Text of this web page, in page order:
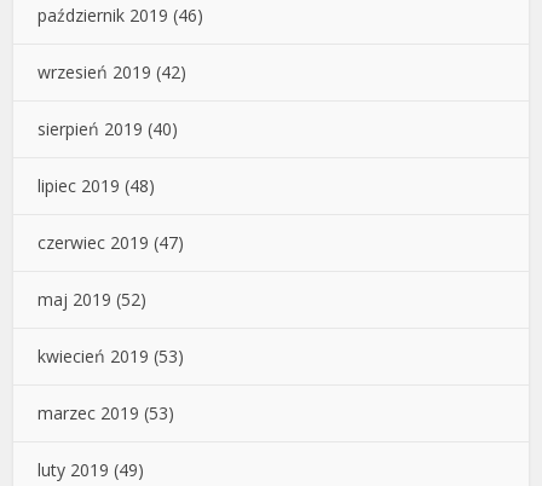
październik 2019 (46)
wrzesień 2019 (42)
sierpień 2019 (40)
lipiec 2019 (48)
czerwiec 2019 (47)
maj 2019 (52)
kwiecień 2019 (53)
marzec 2019 (53)
luty 2019 (49)